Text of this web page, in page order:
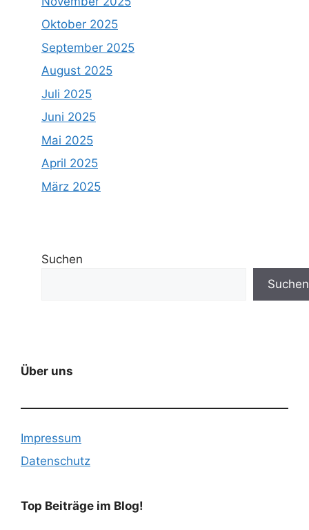
Oktober 2025
September 2025
August 2025
Juli 2025
Juni 2025
Mai 2025
April 2025
März 2025
Suchen
Suchen
Über uns
Impressum
Datenschutz
Top Beiträge im Blog!